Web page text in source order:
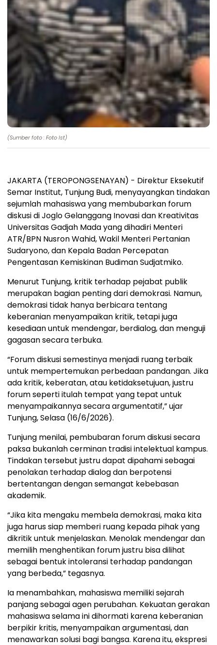
(Sumber foto : Foto Ist)
JAKARTA (TEROPONGSENAYAN) - Direktur Eksekutif
Semar Institut, Tunjung Budi, menyayangkan tindakan
sejumlah mahasiswa yang membubarkan forum
diskusi di Joglo Gelanggang Inovasi dan Kreativitas
Universitas Gadjah Mada yang dihadiri Menteri
ATR/BPN Nusron Wahid, Wakil Menteri Pertanian
Sudaryono, dan Kepala Badan Percepatan
Pengentasan Kemiskinan Budiman Sudjatmiko.
Menurut Tunjung, kritik terhadap pejabat publik
merupakan bagian penting dari demokrasi. Namun,
demokrasi tidak hanya berbicara tentang
keberanian menyampaikan kritik, tetapi juga
kesediaan untuk mendengar, berdialog, dan menguji
gagasan secara terbuka.
“Forum diskusi semestinya menjadi ruang terbaik
untuk mempertemukan perbedaan pandangan. Jika
ada kritik, keberatan, atau ketidaksetujuan, justru
forum seperti itulah tempat yang tepat untuk
menyampaikannya secara argumentatif,” ujar
Tunjung, Selasa (16/6/2026).
Tunjung menilai, pembubaran forum diskusi secara
paksa bukanlah cerminan tradisi intelektual kampus.
Tindakan tersebut justru dapat dipahami sebagai
penolakan terhadap dialog dan berpotensi
bertentangan dengan semangat kebebasan
akademik.
“Jika kita mengaku membela demokrasi, maka kita
juga harus siap memberi ruang kepada pihak yang
dikritik untuk menjelaskan. Menolak mendengar dan
memilih menghentikan forum justru bisa dilihat
sebagai bentuk intoleransi terhadap pandangan
yang berbeda,” tegasnya.
Ia menambahkan, mahasiswa memiliki sejarah
panjang sebagai agen perubahan. Kekuatan gerakan
mahasiswa selama ini dihormati karena keberanian
berpikir kritis, menyampaikan argumentasi, dan
menawarkan solusi bagi bangsa. Karena itu, ekspresi